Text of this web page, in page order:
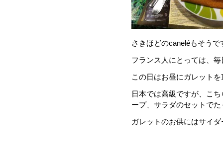
さきほどのcaneléもそうで
フランス人にとっては、毎
この日はお昼にガレット
日本では高級ですが、こ
ープ、サラダのセットで
ガレットのお供にはサイ